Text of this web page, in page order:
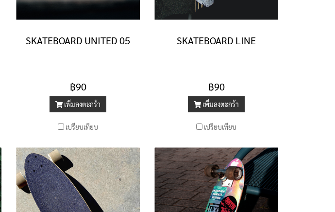
SKATEBOARD UNITED 05
฿90
เพิ่มลงตะกร้า
เปรียบเทียบ
SKATEBOARD LINE
฿90
เพิ่มลงตะกร้า
เปรียบเทียบ